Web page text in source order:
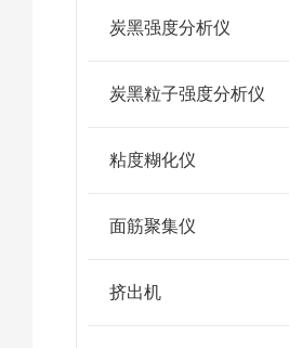
炭黑强度分析仪
炭黑粒子强度分析仪
粘度糊化仪
面筋聚集仪
挤出机